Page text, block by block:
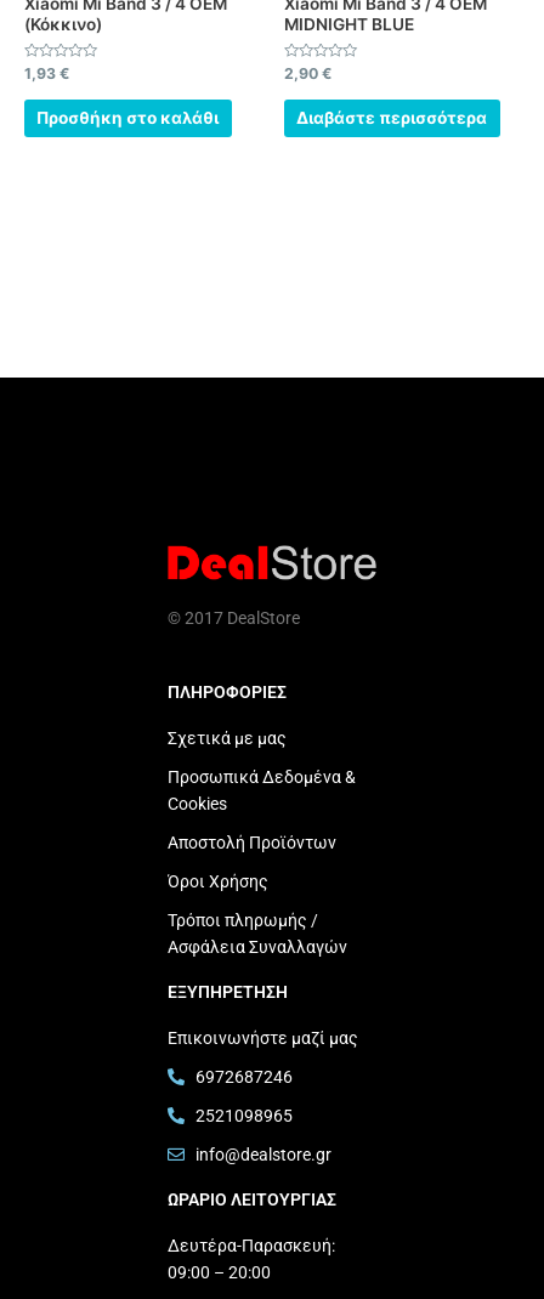
(Κόκκινο)
Βαθμολογήθηκε
με
0
από
1,93 €
Προσθήκη στο καλάθι
MIDNIGHT BLUE
Βαθμολογήθηκε
με
0
από
2,90 €
Διαβάστε περισσότερα
© 2017 DealStore
ΠΛΗΡΟΦΟΡΙΕΣ
Σχετικά με μας
Προσωπικά Δεδομένα &
Cookies
Αποστολή Προϊόντων
Όροι Χρήσης
Τρόποι πληρωμής /
Ασφάλεια Συναλλαγών
ΕΞΥΠΗΡΕΤΗΣΗ
Επικοινωνήστε μαζί μας
6972687246
2521098965
info@dealstore.gr
ΩΡΑΡΙΟ ΛΕΙΤΟΥΡΓΙΑΣ​
Δευτέρα-Παρασκευή:
09:00 – 20:00